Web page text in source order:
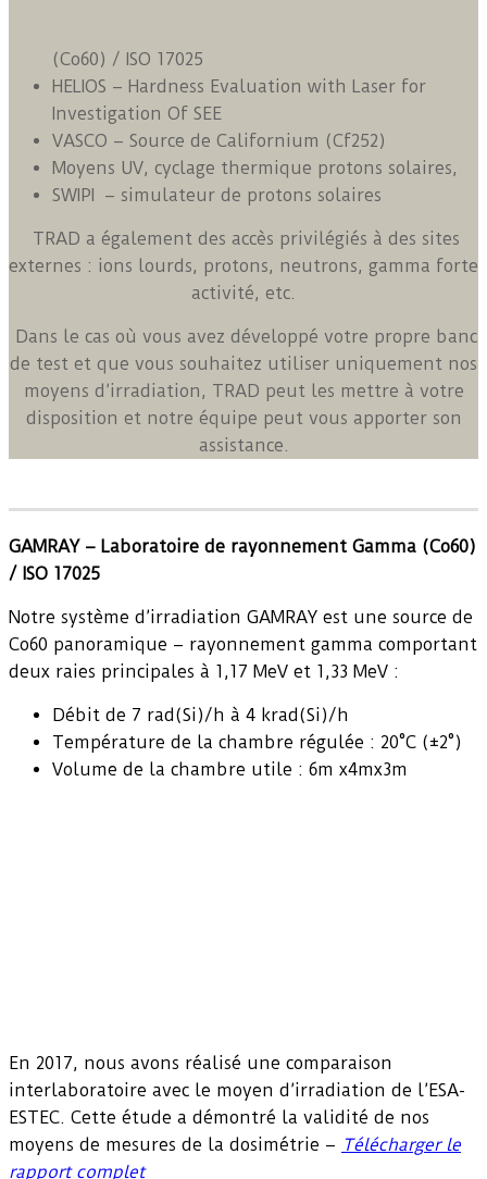
(Co60) / ISO 17025
HELIOS – Hardness Evaluation with Laser for
Investigation Of SEE
VASCO – Source de Californium (Cf252)
Moyens UV, cyclage thermique protons solaires,
SWIPI – simulateur de protons solaires
TRAD a également des accès privilégiés à des sites
externes : ions lourds, protons, neutrons, gamma forte
activité, etc.
Dans le cas où vous avez développé votre propre banc
de test et que vous souhaitez utiliser uniquement nos
moyens d’irradiation, TRAD peut les mettre à votre
disposition et notre équipe peut vous apporter son
assistance.
GAMRAY – Laboratoire de rayonnement Gamma (Co60)
/ ISO 17025
Notre système d’irradiation GAMRAY est une source de
Co60 panoramique – rayonnement gamma comportant
deux raies principales à 1,17 MeV et 1,33 MeV :
Débit de 7 rad(Si)/h à 4 krad(Si)/h
Température de la chambre régulée : 20°C (±2°)
Volume de la chambre utile : 6m x4mx3m
En 2017, nous avons réalisé une comparaison
interlaboratoire avec le moyen d’irradiation de l’ESA-
ESTEC. Cette étude a démontré la validité de nos
moyens de mesures de la dosimétrie – Télécharger le
rapport complet